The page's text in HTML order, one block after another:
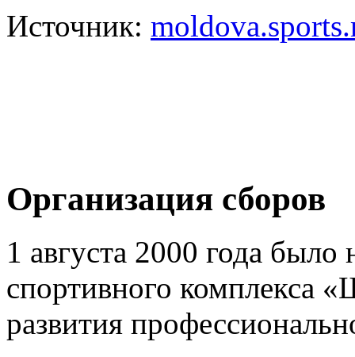
Источник:
Организация сборов
1 августа 2000 года было
спортивного комплекса
развития